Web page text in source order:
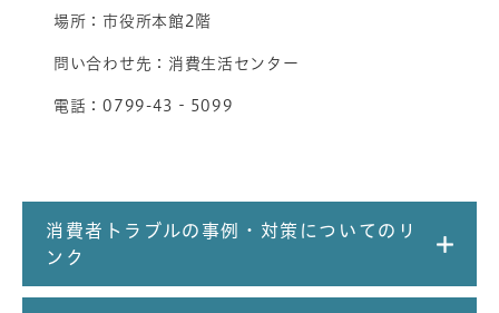
場所：市役所本館2階
問い合わせ先：消費生活センター
電話：0799-43‐5099
消費者トラブルの事例・対策についてのリ
ンク